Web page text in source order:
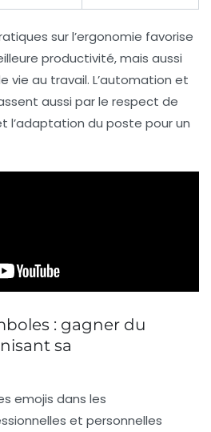
sur l’ergonomie favorise
productivité, mais aussi
vie au travail. L’automation et
aussi par le respect de
l’adaptation du poste pour un
: gagner du
sa
emojis dans les
et personnelles